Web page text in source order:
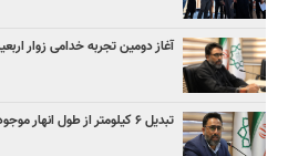
آغاز دومین تجربه خدامی زوار
تبدیل ۶ کیلومتر از طول انهار موجود در معابر منطقه ۱۸ به کانیو جانبی